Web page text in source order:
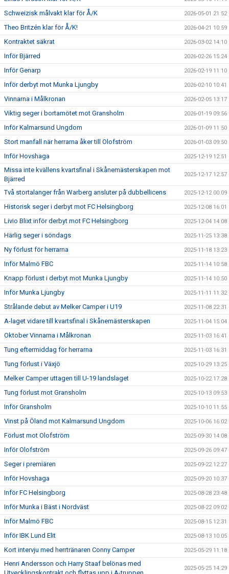
Schweizisk målvakt klar för Å/K 2026-05-01 21:52
Theo Britzén klar för Å/K! 2026-04-21 10:59
Kontraktet säkrat 2026-03-02 14:10
Inför Bjärred 2026-02-26 15:24
Inför Genarp 2026-02-19 11:10
Inför derbyt mot Munka Ljungby 2026-02-10 10:41
Vinnarna i Målkronan 2026-02-05 13:17
Viktig seger i bortamötet mot Gransholm 2026-01-19 09:56
Inför Kalmarsund Ungdom 2026-01-09 11:50
Stort manfall när herrarna åker till Olofström 2026-01-03 09:50
Inför Hovshaga 2025-12-19 12:51
Missa inte kvällens kvartsfinal i Skånemästerskapen mot
Bjärred
2025-12-17 12:57
Två stortalanger från Warberg ansluter på dubbellicens 2025-12-12 00:09
Historisk seger i derbyt mot FC Helsingborg 2025-12-08 16:01
Livio Blixt inför derbyt mot FC Helsingborg 2025-12-04 14:08
Härlig seger i söndags 2025-11-25 13:38
Ny förlust för herrarna 2025-11-18 13:23
Inför Malmö FBC 2025-11-14 10:58
Knapp förlust i derbyt mot Munka Ljungby 2025-11-14 10:50
Inför Munka Ljungby 2025-11-11 11:32
Strålande debut av Melker Camper i U19 2025-11-08 22:31
A-laget vidare till kvartsfinal i Skånemästerskapen 2025-11-04 15:04
Oktober Vinnarna i Målkronan 2025-11-03 16:41
Tung eftermiddag för herrarna 2025-11-03 16:31
Tung förlust i Växjö 2025-10-29 13:25
Melker Camper uttagen till U-19 landslaget 2025-10-22 17:28
Tung förlust mot Gransholm 2025-10-13 09:53
Inför Gransholm 2025-10-10 11:55
Vinst på Öland mot Kalmarsund Ungdom 2025-10-06 16:02
Förlust mot Olofström 2025-09-30 14:08
Inför Olofström 2025-09-26 09:47
Seger i premiären 2025-09-22 12:27
Inför Hovshaga 2025-09-20 10:37
Inför FC Helsingborg 2025-08-28 23:48
Inför Munka i Bäst i Nordväst 2025-08-22 09:02
Inför Malmö FBC 2025-08-15 12:31
Inför IBK Lund Elit 2025-08-13 10:05
Kort intervju med herrtränaren Conny Camper 2025-05-29 11:18
Henri Andersson och Harry Staaf belönas med
2025-05-25 14:29